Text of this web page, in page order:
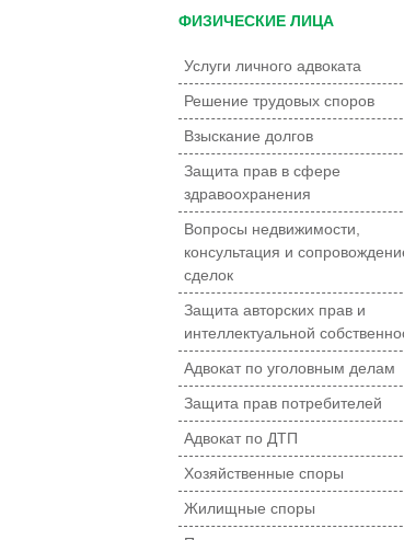
ФИЗИЧЕСКИЕ ЛИЦА
Услуги личного адвоката
Решение трудовых споров
Взыскание долгов
Защита прав в сфере
здравоохранения
Вопросы недвижимости,
консультация и
сделок
Защита авторских прав и
интеллектуальной
Адвокат по уголовным делам
Защита прав потребителей
Адвокат по ДТП
Хозяйственные споры
Жилищные споры